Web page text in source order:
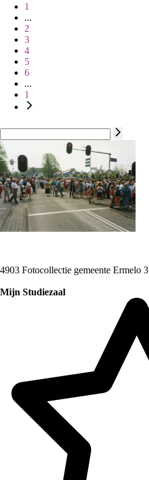
1
...
2
3
4
5
6
...
1
4903 Fotocollectie gemeente Ermelo 3
Mijn Studiezaal